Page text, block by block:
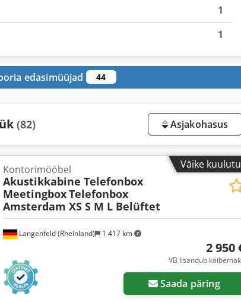
1
1
edasimüüjad 44
(82) Asjakohasus
Väike
Langenfeld (Rheinland) 1 417 km
Kontorimööbel
Akustikkabine Telefonbox
MeetingboxTelefonbox
Amsterdam XS S M L Belüftet
2 950
VB lisandub
Saada päring